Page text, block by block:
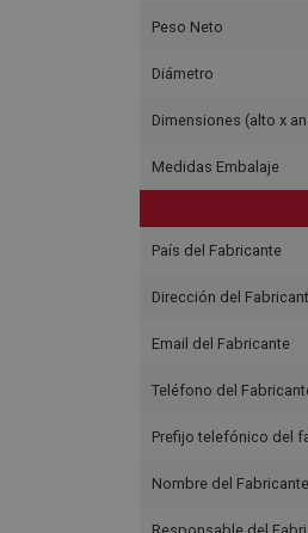
Peso Neto
Diámetro
Dimensiones (alto x
Medidas Embalaje
País del Fabricante
Dirección del
Email del Fabricante
Teléfono del
Prefijo telefónico del
Nombre del Fabricante